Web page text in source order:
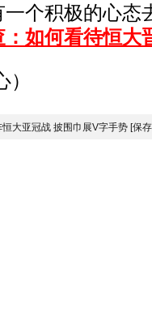
个积极的心态
：如何看待恒大
大亚冠战 披围巾展V字手势 [保